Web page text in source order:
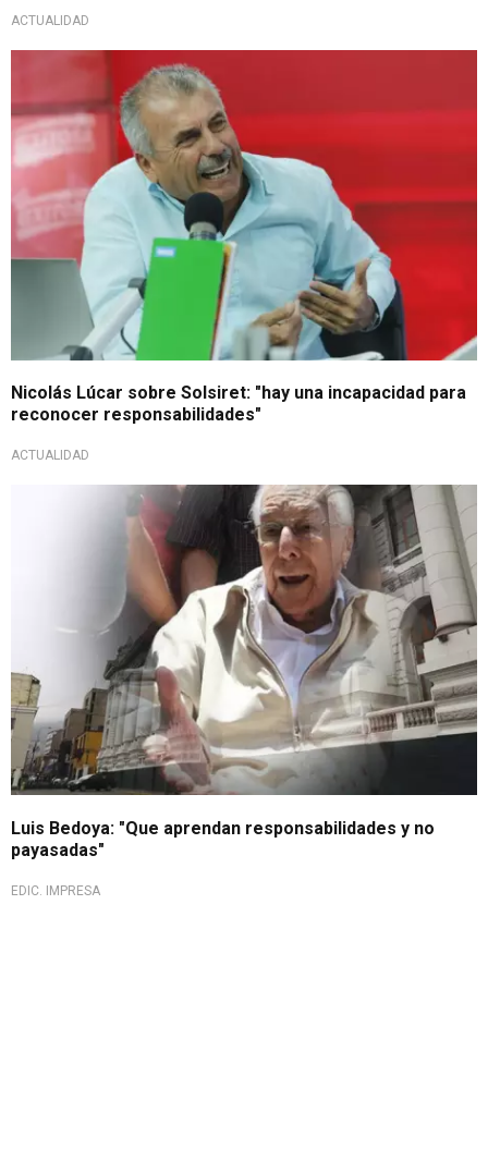
ACTUALIDAD
Nicolás Lúcar sobre Solsiret: "hay una incapacidad para
reconocer responsabilidades"
ACTUALIDAD
Luis Bedoya: "Que aprendan responsabilidades y no
payasadas"
EDIC. IMPRESA